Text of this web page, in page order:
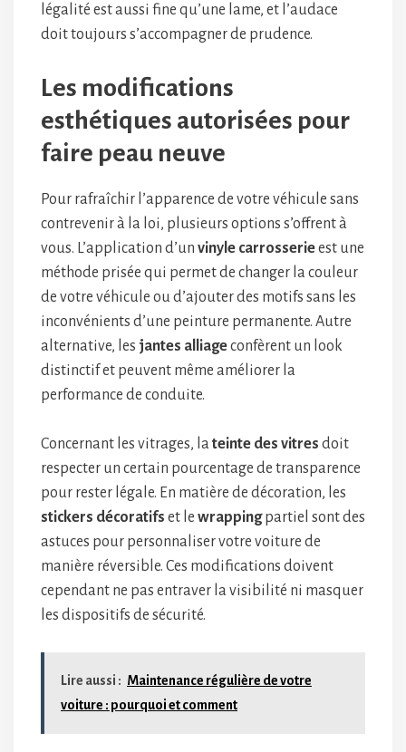
légalité est aussi fine qu’une lame, et l’audace
doit toujours s’accompagner de prudence.
Les modifications
esthétiques autorisées pour
faire peau neuve
Pour rafraîchir l’apparence de votre véhicule sans
contrevenir à la loi, plusieurs options s’offrent à
vous. L’application d’un vinyle carrosserieest une
méthode prisée qui permet de changer la couleur
de votre véhicule ou d’ajouter des motifs sans les
inconvénients d’une peinture permanente. Autre
alternative, les jantes alliageconfèrent un look
distinctif et peuvent même améliorer la
performance de conduite.
Concernant les vitrages, lateinte des vitres doit
respecter un certain pourcentage de transparence
pour rester légale. En matière de décoration, les
stickers décoratifs et le wrappingpartiel sont des
astuces pour personnaliser votre voiture de
manière réversible. Ces modifications doivent
cependant ne pas entraver la visibilité ni masquer
les dispositifs de sécurité.
Lire aussi : Maintenance régulière de votre
voiture : pourquoi et comment